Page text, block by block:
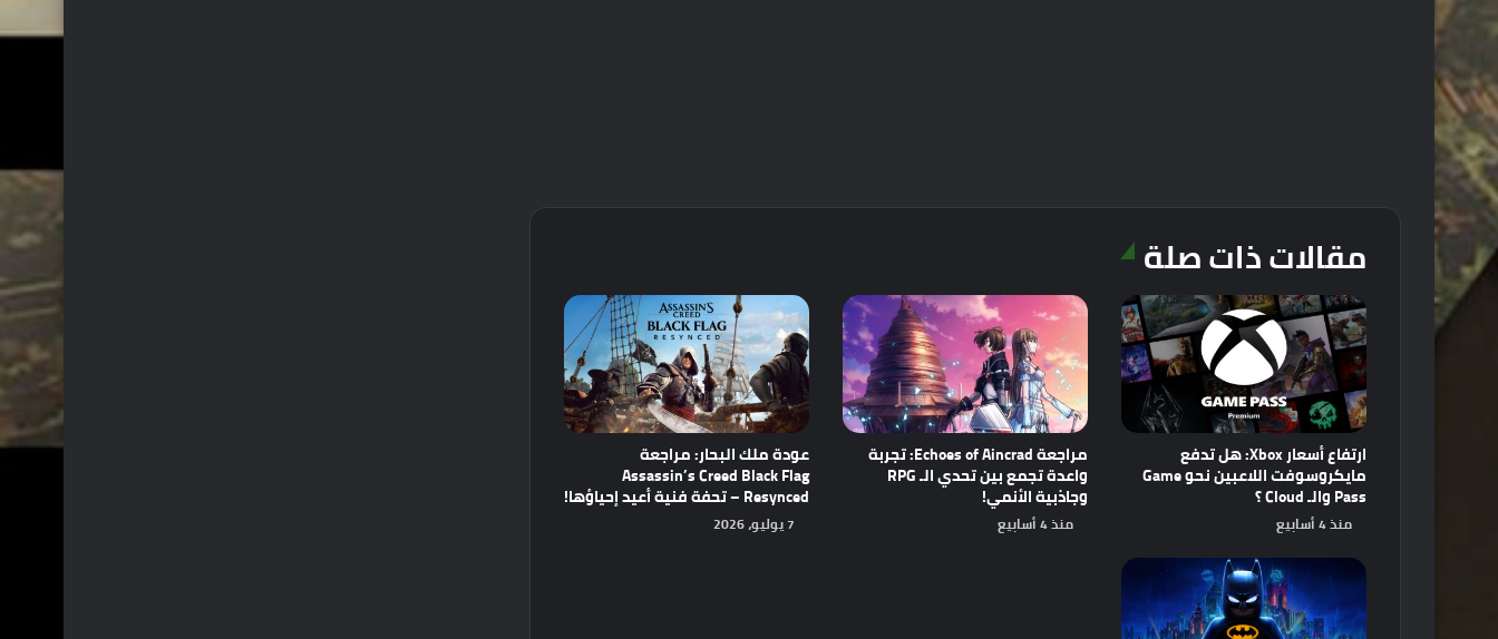
مقالات ذات صلة
ارتفاع أسعار Xbox: هل تدفع
مايكروسوفت اللاعبين نحو Game
Pass والـ Cloud ؟
منذ 4 أسابيع
مراجعة Echoes of Aincrad: تجربة
واعدة تجمع بين تحدي الـ RPG
وجاذبية الأنمي!
منذ 4 أسابيع
عودة ملك البحار: مراجعة
Assassin’s Creed Black Flag
Resynced – تحفة فنية أعيد إحياؤها!
7 يوليو، 2026